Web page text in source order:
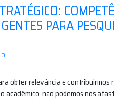
PARA
obter relevância e contribuirmos
não podemos nos